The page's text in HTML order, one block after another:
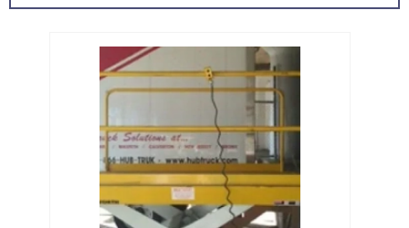
necessidade de nenhuma construção ou
de adaptação que envolveria alterações no
layout do local.A doca móvel de carga é um
equipamento ver...